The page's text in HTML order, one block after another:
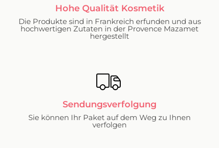
Hohe Qualität Kosmetik
Die Produkte sind in Frankreich erfunden und aus
hochwertigen Zutaten in der Provence Mazamet
hergestellt
Sendungsverfolgung
Sie können Ihr Paket auf dem Weg zu Ihnen
verfolgen